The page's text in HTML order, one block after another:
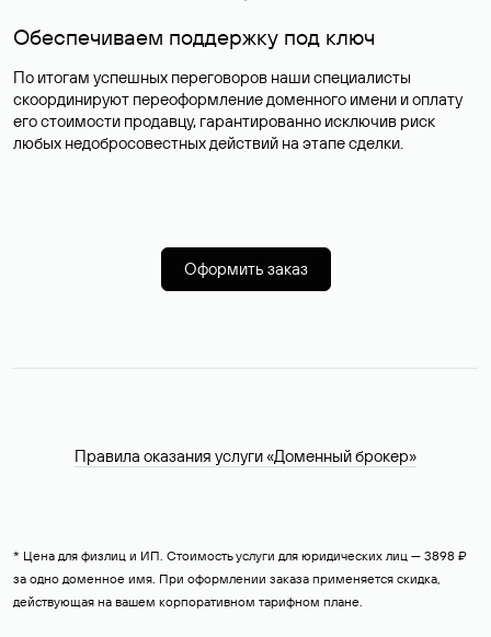
Обеспечиваем поддержку под ключ
По итогам успешных переговоров наши специалисты
скоординируют переоформление доменного имени и оплату
его стоимости продавцу, гарантированно исключив риск
любых недобросовестных действий на этапе сделки.
Оформить заказ
Правила оказания услуги «Доменный брокер»
* Цена для физлиц и ИП. Стоимость услуги для юридических лиц — 3898 ₽
за одно доменное имя. При оформлении заказа применяется скидка,
действующая на вашем корпоративном тарифном плане.